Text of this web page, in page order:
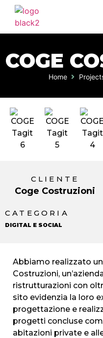
COGE
Home
CLIENTE
Coge Costruzioni
CATEGORIA
DIGITAL E SOCIAL
Abbiamo realizzato
Costruzioni,
ristrutturazioni con
sito evidenzia la loro
progettazione e
progetti concluse
abitazioni private e
HOME
AGENZIA
SERVIZI
CLIENTI
BLOG